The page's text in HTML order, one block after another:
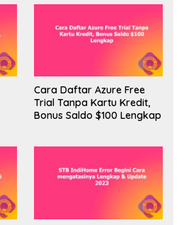
Cara Daftar Azure Free
Trial Tanpa Kartu Kredit,
Bonus Saldo $100 Lengkap